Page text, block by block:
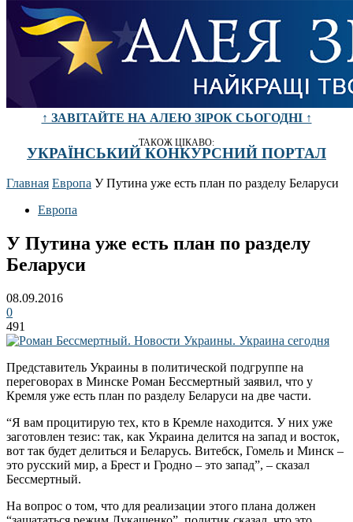
↑ ЗАВІТАЙТЕ НА АЛЕЮ ЗІРОК СЬОГОДНІ ↑
ТАКОЖ ЦІКАВО:
УКРАЇНСЬКИЙ КОНКУРСНИЙ ПОРТАЛ
Главная Европа У Путина уже есть план по разделу Беларуси
Европа
У Путина уже есть план по разделу
Беларуси
08.09.2016
0
491
Представитель Украины в политической подгруппе на
переговорах в Минске Роман Бессмертный заявил, что у
Кремля уже есть план по разделу Беларуси на две части.
“Я вам процитирую тех, кто в Кремле находится. У них уже
заготовлен тезис: так, как Украина делится на запад и восток,
вот так будет делиться и Беларусь. Витебск, Гомель и Минск –
это русский мир, а Брест и Гродно – это запад”, – сказал
Бессмертный.
На вопрос о том, что для реализации этого плана должен